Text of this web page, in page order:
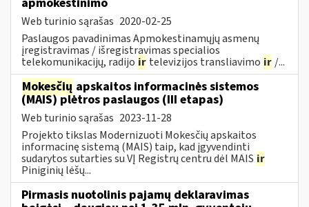
Web turinio sąrašas 2020-02-25
Paslaugos pavadinimas Apmokestinamųjų asmenų
įregistravimas / išregistravimas specialios
telekomunikacijų, radijo ir televizijos transliavimo ir /...
Mokesčių apskaitos informacinės sistemos
(MAIS) plėtros paslaugos (III etapas)
Web turinio sąrašas 2023-11-28
Projekto tikslas Modernizuoti Mokesčių apskaitos
informacinę sistemą (MAIS) taip, kad įgyvendinti
sudarytos sutarties su VĮ Registrų centru dėl MAIS ir
Piniginių lėšų...
Pirmasis nuotolinis pajamų deklaravimas